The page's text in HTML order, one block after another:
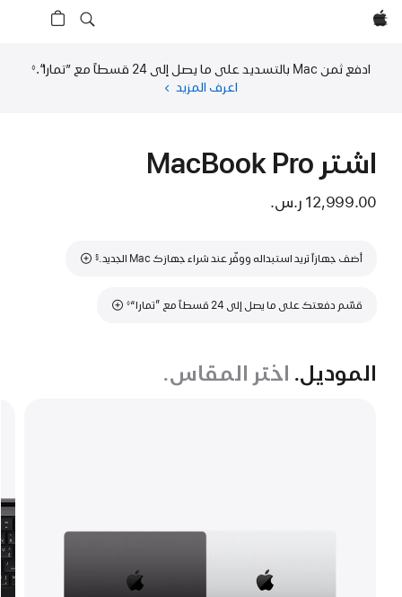
Apple‏
ادفع ثمن Mac بالتسديد على ما يصل إلى 24 قسطاً مع ”تمارا“.‏ ◊
اعرف المزيد عن
نافذة
جديدة)
اشتر MacBook Pro
12,999.00 ر.س.‏
أضف جهازاً تريد استبداله ووفّر عند شراء جهازك Mac الجديد.
حاشية
§
قسّم دفعتك على ما يصل إلى 24 قسطاً مع ”تمارا“
حاشية
◊
الموديل. اختر المقاس.